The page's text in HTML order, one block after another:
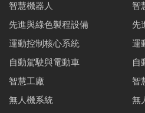
智慧機器人
先進與綠色製程設備
運動控制核心系統
自動駕駛與電動車
智慧工廠
無人機系統
智
先
運
自
智
無